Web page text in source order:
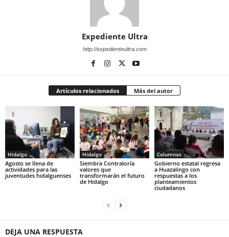
Expediente Ultra
http://expedienteultra.com
Artículos relacionados Más del autor
Hidalgo
Agosto se llena de
actividades para las
juventudes hidalguenses
Hidalgo
Siembra Contraloría
valores que
transformarán el futuro
de Hidalgo
Columnas
Gobierno estatal regresa
a Huazalingo con
respuestas a los
planteamientos
ciudadanos
DEJA UNA RESPUESTA